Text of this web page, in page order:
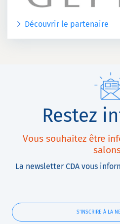
Découvrir le partenaire
Restez
Vous souhaitez être
La newsletter CDA vous
S'INSCRIRE À LA